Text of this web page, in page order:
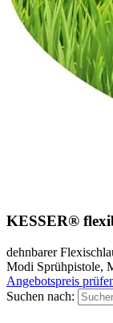
KESSER®
dehnbarer
Modi Sprühpistole,
Angebotspreis
Suchen nach: